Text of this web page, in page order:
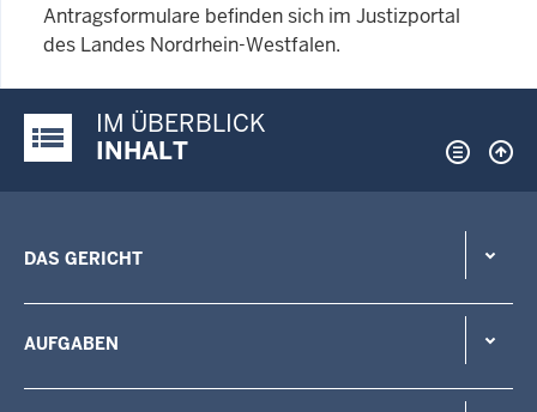
Antragsformulare befinden sich im Justizportal
des Landes Nordrhein-Westfalen.
Justiz-Portal im Überblick:
IM ÜBERBLICK
INHALT
DAS GERICHT
AUFGABEN